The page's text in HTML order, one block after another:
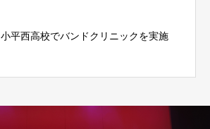
小平西高校でバンドクリニックを実施